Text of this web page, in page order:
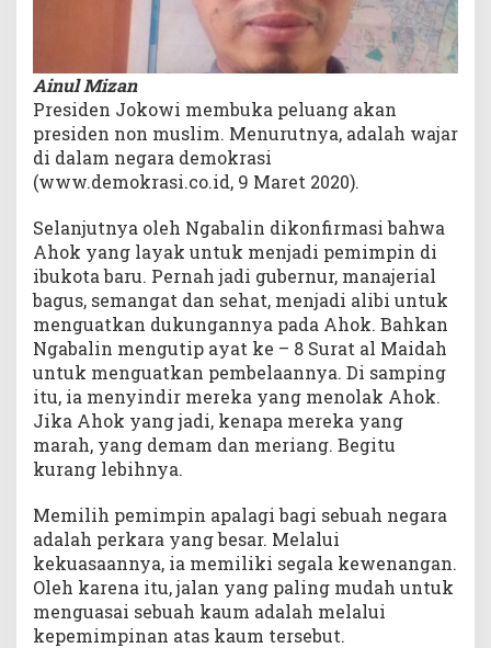
Ainul Mizan
Presiden Jokowi membuka peluang akan
presiden non muslim. Menurutnya, adalah wajar
di dalam negara demokrasi
(www.demokrasi.co.id, 9 Maret 2020).
Selanjutnya oleh Ngabalin dikonfirmasi bahwa
Ahok yang layak untuk menjadi pemimpin di
ibukota baru. Pernah jadi gubernur, manajerial
bagus, semangat dan sehat, menjadi alibi untuk
menguatkan dukungannya pada Ahok. Bahkan
Ngabalin mengutip ayat ke – 8 Surat al Maidah
untuk menguatkan pembelaannya. Di samping
itu, ia menyindir mereka yang menolak Ahok.
Jika Ahok yang jadi, kenapa mereka yang
marah, yang demam dan meriang. Begitu
kurang lebihnya.
Memilih pemimpin apalagi bagi sebuah negara
adalah perkara yang besar. Melalui
kekuasaannya, ia memiliki segala kewenangan.
Oleh karena itu, jalan yang paling mudah untuk
menguasai sebuah kaum adalah melalui
kepemimpinan atas kaum tersebut.